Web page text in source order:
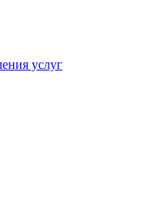
услуг